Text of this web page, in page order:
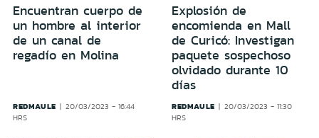
Encuentran cuerpo de
un hombre al interior
de un canal de
regadío en Molina
REDMAULE
20/03/2023 - 16:44
HRS
Explosión de
encomienda en Mall
de Curicó: Investigan
paquete sospechoso
olvidado durante 10
días
REDMAULE
20/03/2023 - 11:30
HRS